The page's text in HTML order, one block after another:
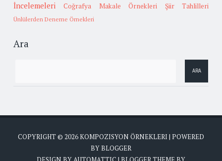
İncelemeleri
Coğrafya Makale Örnekleri Şiir Tahlilleri
Ünlülerden Deneme Örnekleri
Ara
COPYRIGHT © 2026KOMPOZISYON ÖRNEKLERI | POWERED
BYBLOGGER